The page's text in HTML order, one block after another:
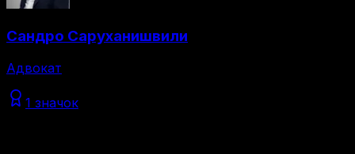
Сандро Саруханишвили
Адвокат
1 значок